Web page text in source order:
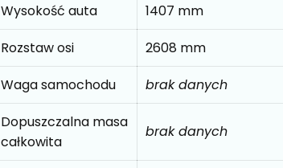
Wysokość auta
1407 mm
Rozstaw osi
2608 mm
Waga samochodu
brak danych
Dopuszczalna masa
całkowita
brak danych